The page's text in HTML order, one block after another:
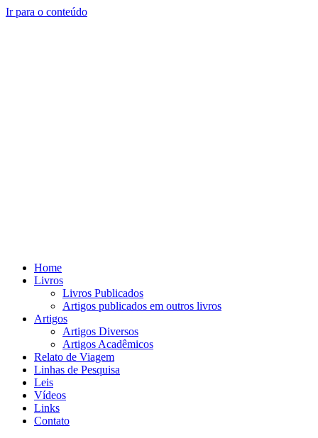
Ir para o conteúdo
Home
Livros
Livros Publicados
Artigos publicados em outros livros
Artigos
Artigos Diversos
Artigos Acadêmicos
Relato de Viagem
Linhas de Pesquisa
Leis
Vídeos
Links
Contato